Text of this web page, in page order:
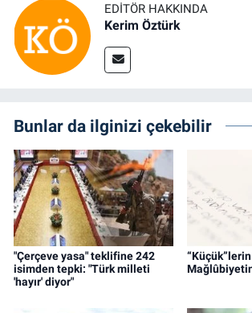
EDITÖR HAKKINDA
Kerim Öztürk
Bunlar da ilginizi çekebilir
"Çerçeve yasa" teklifine 242
isimden tepki: "Türk milleti
'hayır' diyor"